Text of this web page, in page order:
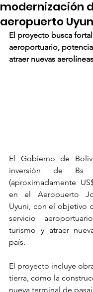
modernización
aeropuerto
El proyecto busca
aeroportuario,
atraer nuevas
El Gobierno de
inversión de Bs
(aproximadamente
en el Aeropuerto
Uyuni, con el objetivo
servicio
turismo y atraer
país.
El proyecto incluye
tierra, como la
nueva terminal de